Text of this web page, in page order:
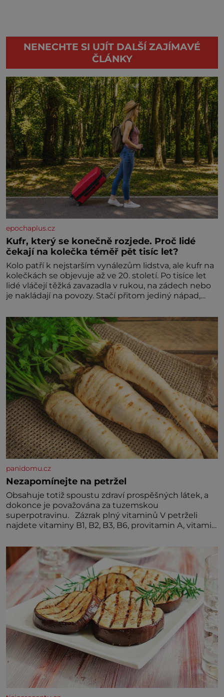
NENECHTE SI UJÍT DALŠÍ ZAJÍMAVÉ
ČLÁNKY
epochaplus.cz
Kufr, který se konečně rozjede. Proč lidé
čekají na kolečka téměř pět tisíc let?
Kolo patří k nejstarším vynálezům lidstva, ale kufr na
kolečkách se objevuje až ve 20. století. Po tisíce let
lidé vláčejí těžká zavazadla v rukou, na zádech nebo
je nakládají na povozy. Stačí přitom jediný nápad,
dlouho nedostane. Až jednou se na letišti ozve věta,
která změní
panidomu.cz
Nezapomínejte na petržel
Obsahuje totiž spoustu zdraví prospěšných látek, a
dokonce je považována za tuzemskou
superpotravinu. Zázrak plný vitaminů V petrželi
najdete vitaminy B1, B2, B3, B6, provitamin A, vitamin
dokonce třikrát více než pomeranč, v kořeni je také,
ale je ho desetkrát méně), a kyselinu listovou. Ale